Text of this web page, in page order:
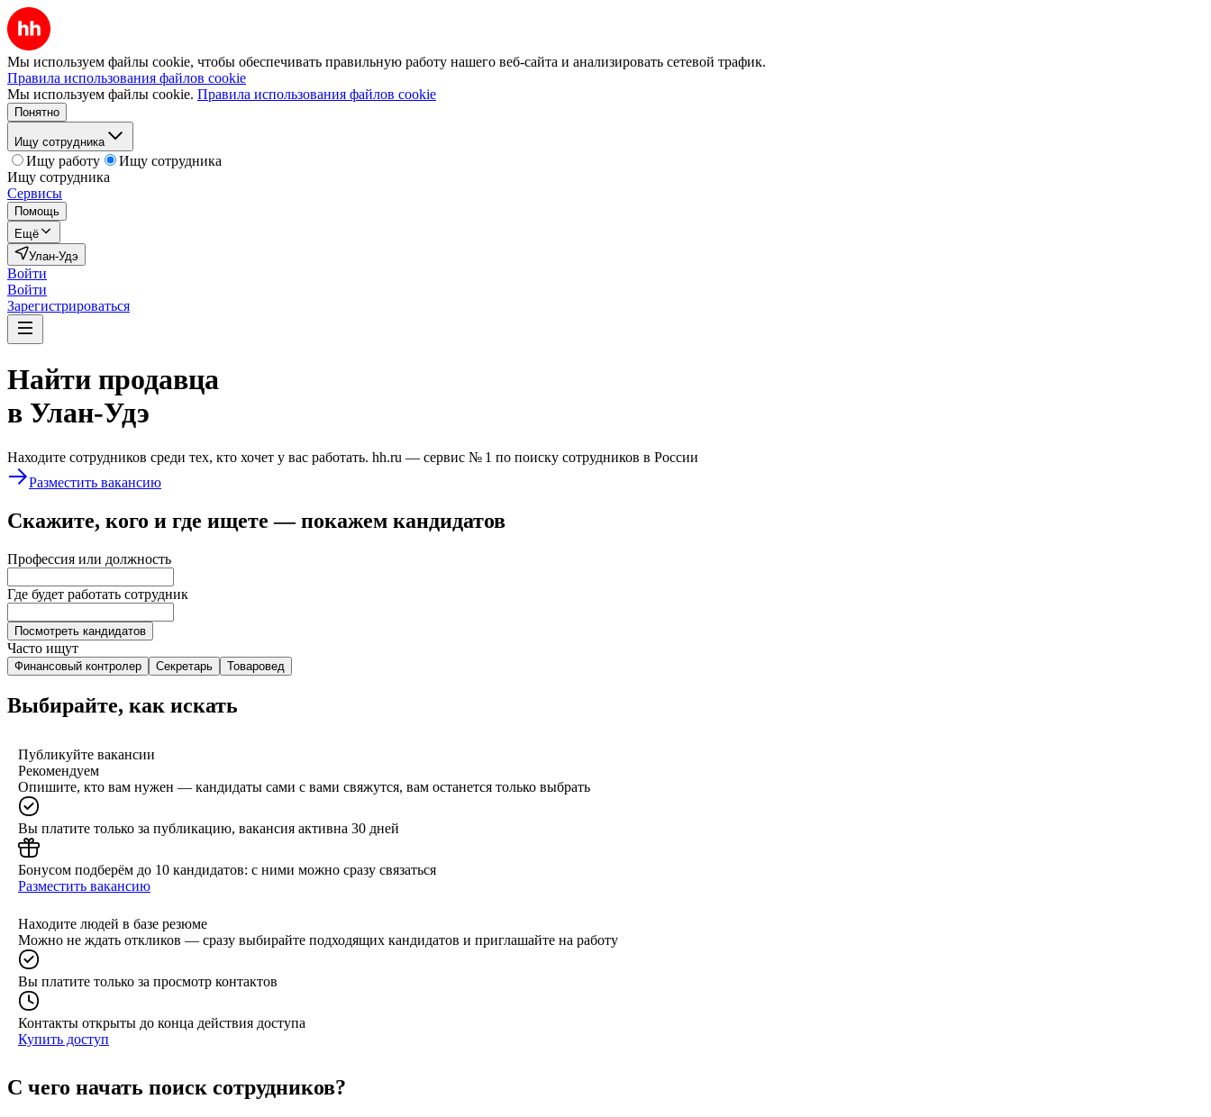
Мы используем файлы cookie, чтобы обеспечивать правильную работу нашего веб-сайта и анализировать сетевой трафик.
Правила использования файлов cookie
Мы используем файлы cookie. Правила использования файлов cookie
Понятно
Ищу сотрудника
Ищу работу
Ищу сотрудника
Ищу сотрудника
Сервисы
Помощь
Ещё
Улан-Удэ
Войти
Войти
Зарегистрироваться
Найти продавца
в Улан-Удэ
Находите сотрудников среди тех, кто хочет у вас работать. hh.ru — сервис № 1 по поиску сотрудников в России
Разместить вакансию
Скажите, кого и где ищете — покажем кандидатов
Профессия или должность
Где будет работать сотрудник
Посмотреть кандидатов
Часто ищут
Финансовый контролер Секретарь Товаровед
Выбирайте, как искать
Публикуйте вакансии
Рекомендуем
Опишите, кто вам нужен — кандидаты сами с вами свяжутся, вам останется только выбрать
Вы платите только за публикацию, вакансия активна 30 дней
Бонусом подберём до 10 кандидатов: с ними можно сразу связаться
Разместить вакансию
Находите людей в базе резюме
Можно не ждать откликов — сразу выбирайте подходящих кандидатов и приглашайте на работу
Вы платите только за просмотр контактов
Контакты открыты до конца действия доступа
Купить доступ
С чего начать поиск сотрудников?